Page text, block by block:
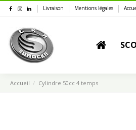
Livraison Mentions légales
Accueil Cylindre 50cc 4 temps